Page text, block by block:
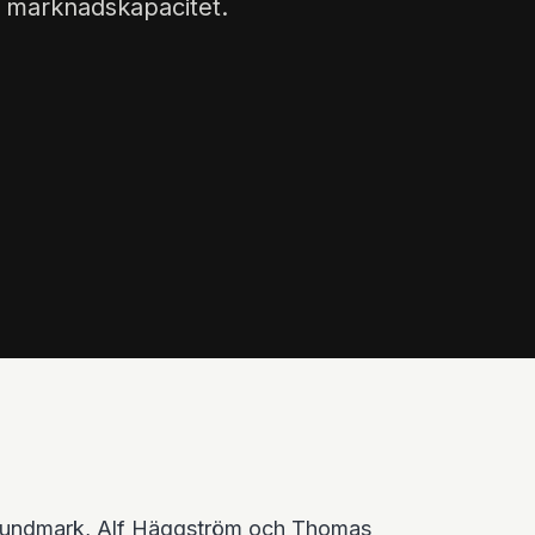
marknadskapacitet.
Alf Häggström och Thomas